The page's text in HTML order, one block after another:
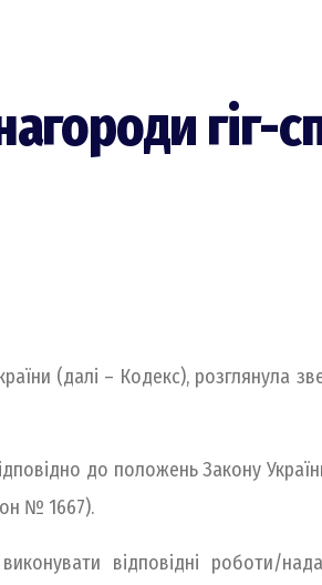
гіг-
(далі – Кодекс), розглянула
до положень Закону
№ 1667).
відповідні роботи/